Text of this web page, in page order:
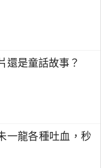
還是童話故事？
一龍各種吐血，秒